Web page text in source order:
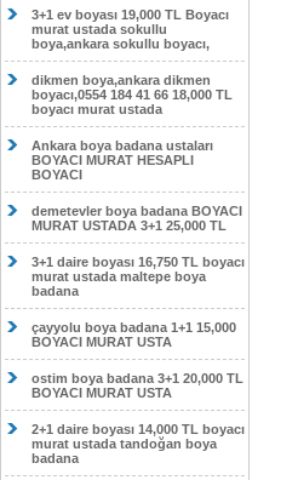
3+1 ev boyası 19,000 TL Boyacı
murat ustada sokullu
boya,ankara sokullu boyacı,
dikmen boya,ankara dikmen
boyacı,0554 184 41 66 18,000 TL
boyacı murat ustada
Ankara boya badana ustaları
BOYACI MURAT HESAPLI
BOYACI
demetevler boya badana BOYACI
MURAT USTADA 3+1 25,000 TL
3+1 daire boyası 16,750 TL boyacı
murat ustada maltepe boya
badana
çayyolu boya badana 1+1 15,000
BOYACI MURAT USTA
ostim boya badana 3+1 20,000 TL
BOYACI MURAT USTA
2+1 daire boyası 14,000 TL boyacı
murat ustada tandoğan boya
badana